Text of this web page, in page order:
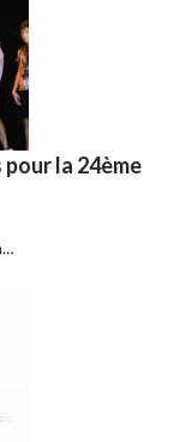
la 24ème